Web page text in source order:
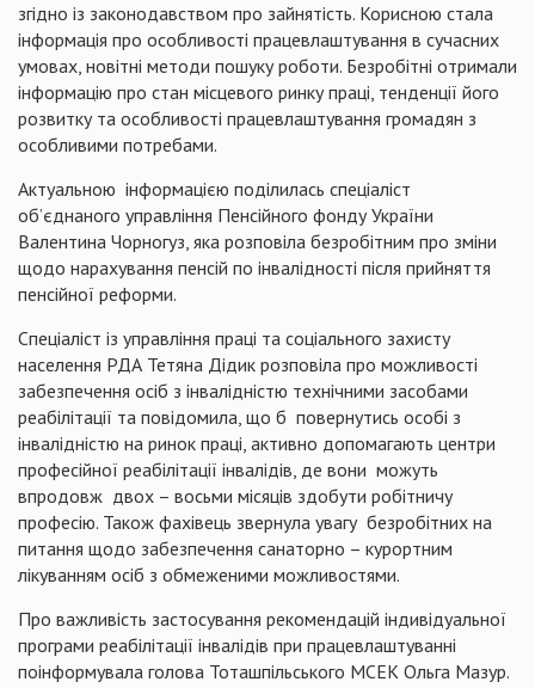
згідно із законодавством про зайнятість. Корисною стала
інформація про особливості працевлаштування в сучасних
умовах, новітні методи пошуку роботи. Безробітні отримали
інформацію про стан місцевого ринку праці, тенденції його
розвитку та особливості працевлаштування громадян з
особливими потребами.
Актуальною інформацією поділилась спеціаліст
об’єднаного управління Пенсійного фонду України
Валентина Чорногуз, яка розповіла безробітним про зміни
щодо нарахування пенсій по інвалідності після прийняття
пенсійної реформи.
Спеціаліст із управління праці та соціального захисту
населення РДА Тетяна Дідик розповіла про можливості
забезпечення осіб з інвалідністю технічними засобами
реабілітації та повідомила, що б повернутись особі з
інвалідністю на ринок праці, активно допомагають центри
професійної реабілітації інвалідів, де вони можуть
впродовж двох – восьми місяців здобути робітничу
професію. Також фахівець звернула увагу безробітних на
питання щодо забезпечення санаторно – курортним
лікуванням осіб з обмеженими можливостями.
Про важливість застосування рекомендацій індивідуальної
програми реабілітації інвалідів при працевлаштуванні
поінформувала голова Тоташпільського МСЕК Ольга Мазур.